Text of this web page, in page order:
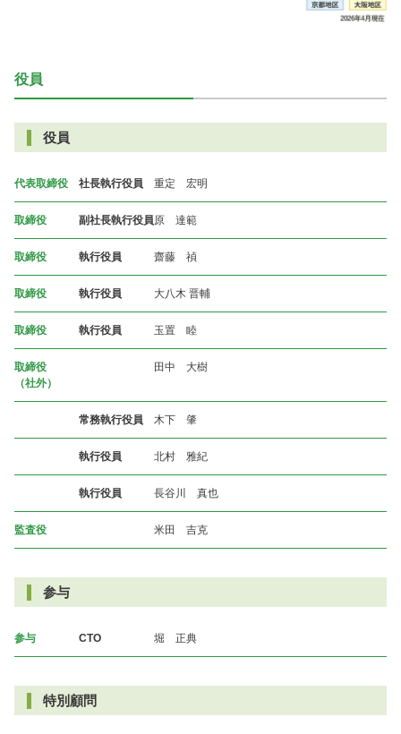
役員
役員
代表取締役 社長執行役員 重定 宏明
取締役 副社長執行役員原 達範
取締役 執行役員 齋藤 禎
取締役 執行役員 大八木 晋輔
取締役 執行役員 玉置 睦
取締役
（社外）
田中 大樹
常務執行役員 木下 肇
執行役員 北村 雅紀
執行役員 長谷川 真也
監査役 米田 吉克
参与
参与 CTO 堀 正典
特別顧問